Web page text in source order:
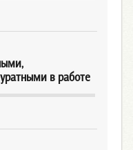
в работе